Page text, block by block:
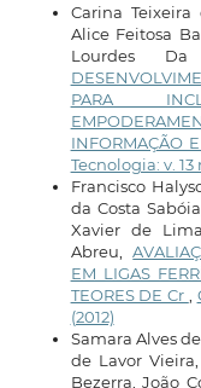
Carina
Alice Feitosa
Lourdes
PARA
INFORMAÇÃO
Tecnologia: v.
Francisco
da Costa
Xavier de
Abreu,
EM LIGAS
TEORES DE Cr
(2012)
Samara Alves
de Lavor
Bezerra, João